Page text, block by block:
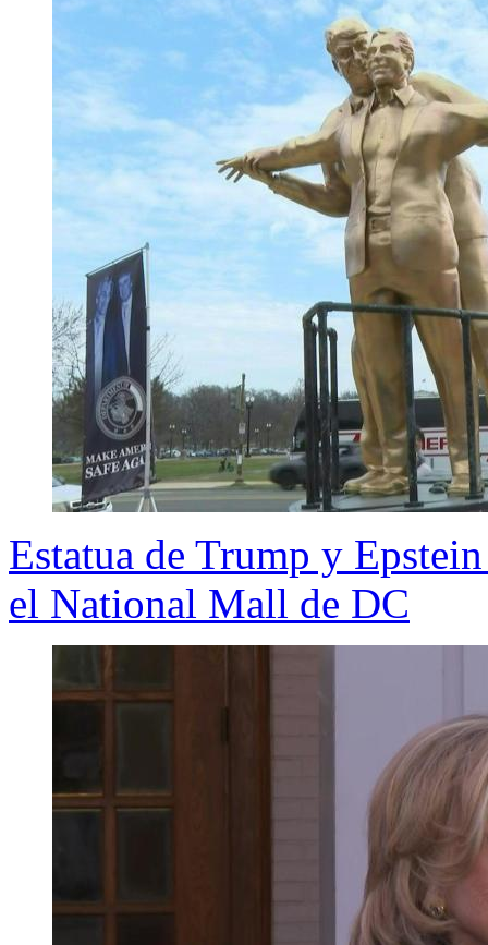
Estatua de Trump y
el National Mall de DC